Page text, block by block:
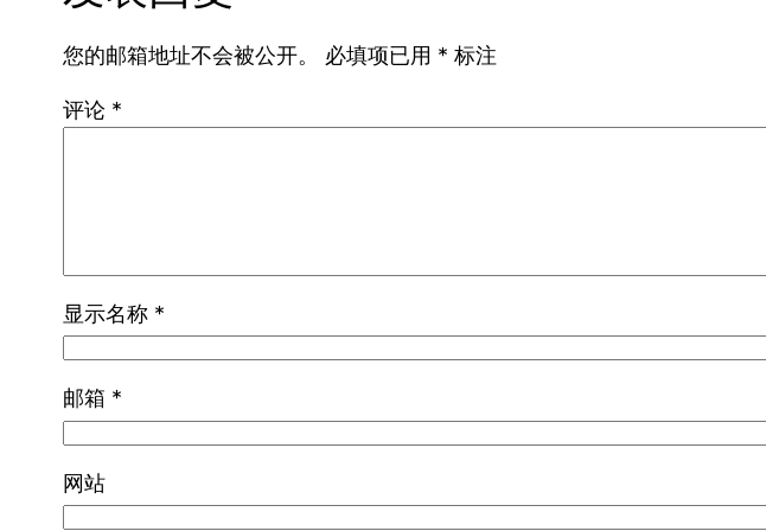
您的邮箱地址不会被公开。 必填项已用 * 标注
评论 *
显示名称 *
邮箱 *
网站